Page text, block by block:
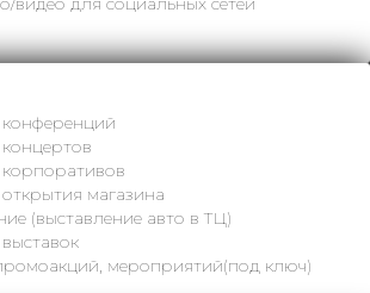
магазина
(выставление авто в ТЦ)
мероприятий(под ключ)